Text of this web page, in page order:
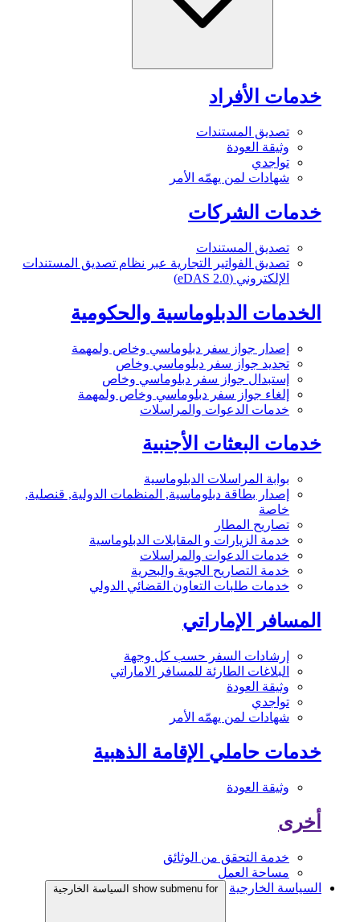
خدمات الأفراد
تصديق المستندات
وثيقة العودة
تواجدي
شهادات لمن يهمّه الأمر
خدمات الشركات
تصديق المستندات
تصديق الفواتير التجارية عبر نظام تصديق المستندات
الإلكتروني (eDAS 2.0)
الخدمات الدبلوماسية والحكومية
إصدار جواز سفر دبلوماسي وخاص ولمهمة
تجديد جواز سفر دبلوماسي وخاص
إستبدال جواز سفر دبلوماسي وخاص
إلغاء جواز سفر دبلوماسي وخاص ولمهمة
خدمات الدعوات والمراسلات
خدمات البعثات الأجنبية
بوابة المراسلات الدبلوماسية
إصدار بطاقة دبلوماسية, المنظمات الدولية, قنصلية,
خاصة
تصاريح المطار
خدمة الزيارات و المقابلات الدبلوماسية
خدمات الدعوات والمراسلات
خدمة التصاريح الجوية والبحرية
خدمات طلبات التعاون القضائي الدولي
المسافر الإماراتي
إرشادات السفر حسب كل وجهة
البلاغات الطارئة للمسافر الاماراتي
وثيقة العودة
تواجدي
شهادات لمن يهمّه الأمر
خدمات حاملي الإقامة الذهبية
وثيقة العودة
أخرى
خدمة التحقق من الوثائق
مساحة العمل
السياسة الخارجية
show submenu for السياسة الخارجية